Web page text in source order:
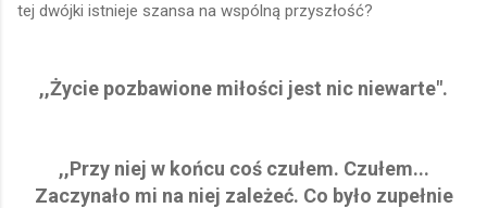
tej dwójki istnieje szansa na wspólną przyszłość?
,,Życie pozbawione miłości jest nic niewarte".
,,Przy niej w końcu coś czułem. Czułem...
Zaczynało mi na niej zależeć. Co było zupełnie